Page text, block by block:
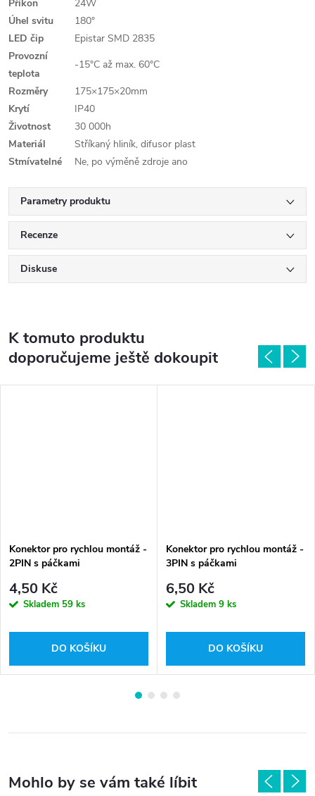
Příkon
24W
Úhel svitu
180°
LED čip
Epistar SMD 2835
Provozní
teplota
-15°C až max. 60°C
Rozměry
175×175×20mm
Krytí
IP40
Životnost
30 000h
Materiál
Stříkaný hliník, difusor plast
Stmívatelné
Ne, po výměně zdroje ano
Parametry produktu
Recenze
Diskuse
K tomuto produktu
doporučujeme ještě dokoupit
Konektor pro rychlou montáž -
2PIN s páčkami
4,50 Kč
Skladem 59 ks
DO KOŠÍKU
Konektor pro rychlou montáž -
3PIN s páčkami
6,50 Kč
Skladem 9 ks
DO KOŠÍKU